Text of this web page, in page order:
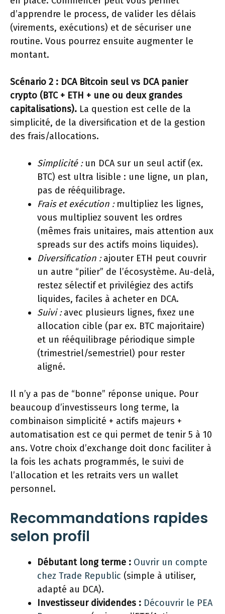
d’apprendre le process, de valider les délais
(virements, exécutions) et de sécuriser une
routine. Vous pourrez ensuite augmenter le
montant.
Scénario 2 : DCA Bitcoin seul vs DCA panier
crypto (BTC + ETH + une ou deux grandes
capitalisations). La question est celle de la
simplicité, de la diversification et de la gestion
des frais/allocations.
Simplicité :un DCA sur un seul actif (ex.
BTC) est ultra lisible : une ligne, un plan,
pas de rééquilibrage.
Frais et exécution :multipliez les lignes,
vous multipliez souvent les ordres
(mêmes frais unitaires, mais attention aux
spreads sur des actifs moins liquides).
Diversification :ajouter ETH peut couvrir
un autre “pilier” de l’écosystème. Au-delà,
restez sélectif et privilégiez des actifs
liquides, faciles à acheter en DCA.
Suivi :avec plusieurs lignes, fixez une
allocation cible (par ex. BTC majoritaire)
et un rééquilibrage périodique simple
(trimestriel/semestriel) pour rester
aligné.
Il n’y a pas de “bonne” réponse unique. Pour
beaucoup d’investisseurs long terme, la
combinaison simplicité + actifs majeurs +
automatisation est ce qui permet de tenir 5 à 10
ans. Votre choix d’exchange doit donc faciliter à
la fois les achats programmés, le suivi de
l’allocation et les retraits vers un wallet
personnel.
Recommandations rapides
selon profil
Débutant long terme : Ouvrir un compte
chez Trade Republic (simple à utiliser,
adapté au DCA).
Investisseur dividendes : Découvrir le PEA